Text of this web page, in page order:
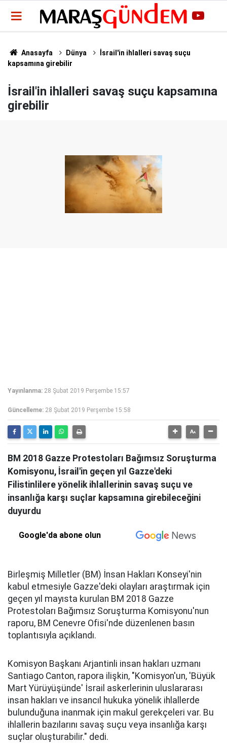
Anasayfa Dünya
İsrail'in ihlalleri savaş suçu
kapsamına girebilir
İsrail'in ihlalleri savaş suçu kapsamına
girebilir
Yayınlanma: 28 Şubat 2019 Perşembe 15:57
Güncelleme: 28 Şubat 2019 Perşembe 15:58
BM 2018 Gazze Protestoları Bağımsız Soruşturma
Komisyonu, İsrail'in geçen yıl Gazze'deki
Filistinlilere yönelik ihlallerinin savaş suçu ve
insanlığa karşı suçlar kapsamına girebileceğini
duyurdu
Google'da abone olun
Birleşmiş Milletler (BM) İnsan Hakları Konseyi'nin
kabul etmesiyle Gazze'deki olayları araştırmak için
geçen yıl mayısta kurulan BM 2018 Gazze
Protestoları Bağımsız Soruşturma Komisyonu'nun
raporu, BM Cenevre Ofisi'nde düzenlenen basın
toplantısıyla açıklandı.
Komisyon Başkanı Arjantinli insan hakları uzmanı
Santiago Canton, rapora ilişkin, "Komisyon'un, 'Büyük
Mart Yürüyüşünde' İsrail askerlerinin uluslararası
insan hakları ve insancıl hukuka yönelik ihlallerde
bulunduğuna inanmak için makul gerekçeleri var. Bu
ihlallerin bazılarını savaş suçu veya insanlığa karşı
suçlar oluşturabilir." dedi.